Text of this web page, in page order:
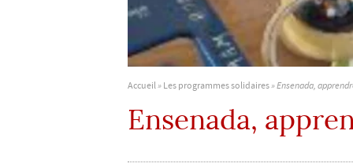
Accueil» Les programmes solidaires»Ensenada,
Ensenada,